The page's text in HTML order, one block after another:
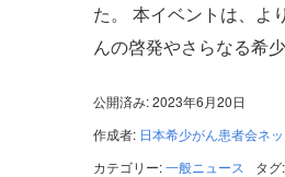
た。 本イベントは、よ
んの啓発やさらなる希
公開済み: 2023年6月20日
作成者: 日本希少がん患者会ネ
カテゴリー:一般ニュース タグ: